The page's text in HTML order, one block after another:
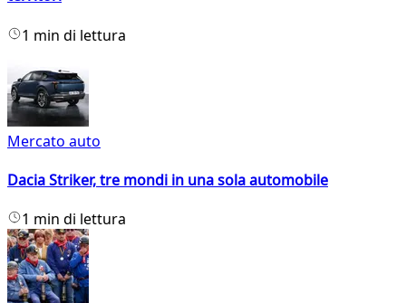
1 min di lettura
Mercato auto
Dacia Striker, tre mondi in una sola automobile
1 min di lettura